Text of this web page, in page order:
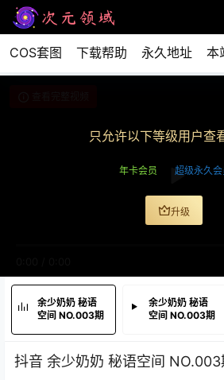
COS套图 下载帮助 永久地址 本
只允许以下等级用户查
年卡会员 超级永久会
升级
余少奶奶 秘语
空间 NO.003期
余少奶奶 秘语
空间 NO.003期
抖音 余少奶奶 秘语空间 NO.003